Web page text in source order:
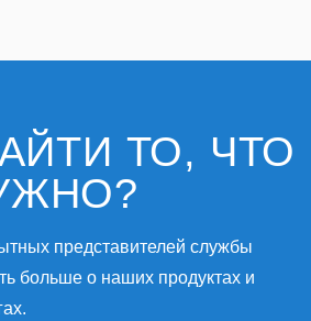
ТО, ЧТО
представителей службы
больше о наших продуктах и